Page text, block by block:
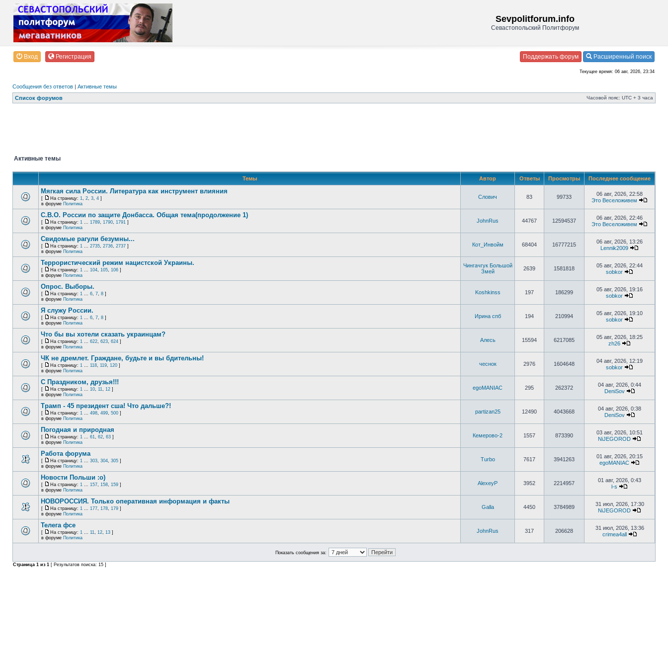
Sevpolitforum.info
Севастопольский Политфорум
Вход Регистрация Поддержать форум Расширенный поиск
Текущее время: 06 авг, 2026, 23:34
Сообщения без ответов | Активные темы
Список форумов
Часовой пояс: UTC + 3 часа
Активные темы
Темы Автор Ответы Просмотры Последнее сообщение
Мягкая сила России. Литература как инструмент влияния
[ На страницу: 1, 2, 3, 4 ]
в форуме Политика
Слович 83 99733
06 авг, 2026, 22:58
Это Веселоживем
С.В.О. России по защите Донбасса. Общая тема(продолжение 1)
[ На страницу: 1 ... 1789, 1790, 1791 ]
в форуме Политика
JohnRus 44767 12594537
06 авг, 2026, 22:46
Это Веселоживем
Свидомые рагули безумны...
[ На страницу: 1 ... 2735, 2736, 2737 ]
в форуме Политика
Кот_Инвойм 68404 16777215
06 авг, 2026, 13:26
Lennik2009
Террористический режим нацистской Украины.
[ На страницу: 1 ... 104, 105, 106 ]
в форуме Политика
Чингачгук Большой
Змей
2639 1581818
05 авг, 2026, 22:44
sobkor
Опрос. Выборы.
[ На страницу: 1 ... 6, 7, 8 ]
в форуме Политика
Koshkinss 197 186299
05 авг, 2026, 19:16
sobkor
Я служу России.
[ На страницу: 1 ... 6, 7, 8 ]
в форуме Политика
Ирина спб 194 210994
05 авг, 2026, 19:10
sobkor
Что бы вы хотели сказать украинцам?
[ На страницу: 1 ... 622, 623, 624 ]
в форуме Политика
Алесь 15594 6217085
05 авг, 2026, 18:25
zh26
ЧК не дремлет. Граждане, будьте и вы бдительны!
[ На страницу: 1 ... 118, 119, 120 ]
в форуме Политика
чеснок 2976 1604648
04 авг, 2026, 12:19
sobkor
С Праздником, друзья!!!
[ На страницу: 1 ... 10, 11, 12 ]
в форуме Политика
egoMANIAC 295 262372
04 авг, 2026, 0:44
DeniSov
Трамп - 45 президент сша! Что дальше?!
[ На страницу: 1 ... 498, 499, 500 ]
в форуме Политика
partizan25 12490 4043668
04 авг, 2026, 0:38
DeniSov
Погодная и природная
[ На страницу: 1 ... 61, 62, 63 ]
в форуме Политика
Кемерово-2 1557 873390
03 авг, 2026, 10:51
NiJEGOROD
Работа форума
[ На страницу: 1 ... 303, 304, 305 ]
в форуме Политика
Turbo 7617 3941263
01 авг, 2026, 20:15
egoMANIAC
Новости Польши :o)
[ На страницу: 1 ... 157, 158, 159 ]
в форуме Политика
AlexeyP 3952 2214957
01 авг, 2026, 0:43
l-s
НОВОРОССИЯ. Только оперативная информация и факты
[ На страницу: 1 ... 177, 178, 179 ]
в форуме Политика
Galla 4450 3784989
31 июл, 2026, 17:30
NiJEGOROD
Телега фсе
[ На страницу: 1 ... 11, 12, 13 ]
в форуме Политика
JohnRus 317 206628
31 июл, 2026, 13:36
crimea4all
Показать сообщения за:
Страница 1 из 1 [ Результатов поиска: 15 ]